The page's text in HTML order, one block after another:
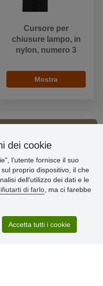
Cursore per
chiusure lampo, in
nylon, numero 3
Mostra
dei cookie
l’utente fornisce il suo
proprio dispositivo, il che
dell'utilizzo dei dati e le
di farlo , ma ci farebbe
Accetta tutti i cookie